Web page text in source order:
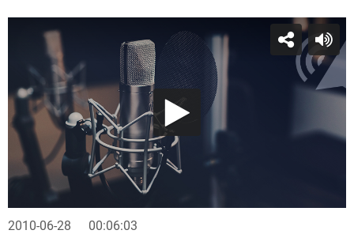
2010-06-28 00:06:03